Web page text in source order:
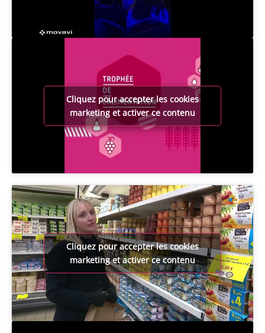
Cliquez pour accepter les cookies
marketing et activer ce contenu
Cliquez pour accepter les cookies
marketing et activer ce contenu